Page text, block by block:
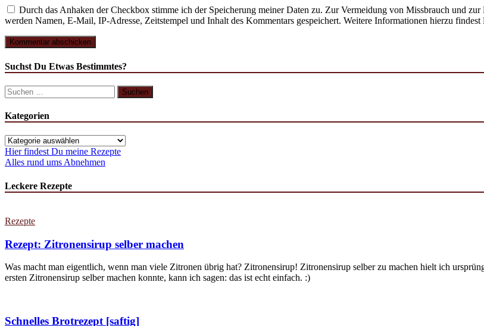
Durch das Anhaken der Checkbox stimme ich der Speicherung meiner Daten zu. Zur Vermeidung von Missbrauch und
werden Namen, E-Mail, IP-Adresse, Zeitstempel und Inhalt des Kommentars gespeichert. Weitere Informationen hierzu
Suchst Du Etwas Bestimmtes?
Suchen
nach:
Kategorien
Kategorien
Hier findest Du meine Rezepte
Alles rund ums Abnehmen
Leckere Rezepte
Rezepte
Rezept: Zitronensirup selber machen
Was macht man eigentlich, wenn man viele Zitronen übrig hat? Zitronensirup! Zitronensirup selber zu machen hielt ich
ersten Zitronensirup selber machen konnte, kann ich sagen: das ist echt einfach. :)
Schnelles Brotrezept [saftig]